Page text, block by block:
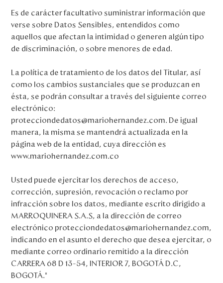
Es de carácter facultativo suministrar información que
verse sobre Datos Sensibles, entendidos como
aquellos que afectan la intimidad o generen algún tipo
de discriminación, o sobre menores de edad.
La política de tratamiento de los datos del Titular, así
como los cambios sustanciales que se produzcan en
ésta, se podrán consultar a través del siguiente correo
electrónico:
protecciondedatos@mariohernandez.com. De igual
manera, la misma se mantendrá actualizada en la
página web de la entidad, cuya dirección es
www.mariohernandez.com.co
Usted puede ejercitar los derechos de acceso,
corrección, supresión, revocación o reclamo por
infracción sobre los datos, mediante escrito dirigido a
MARROQUINERA S.A.S, a la dirección de correo
electrónico protecciondedatos@mariohernandez.com,
indicando en el asunto el derecho que desea ejercitar, o
mediante correo ordinario remitido a la dirección
CARRERA 68 D 13-54, INTERIOR 7, BOGOTÁ D.C,
BOGOTÁ.”